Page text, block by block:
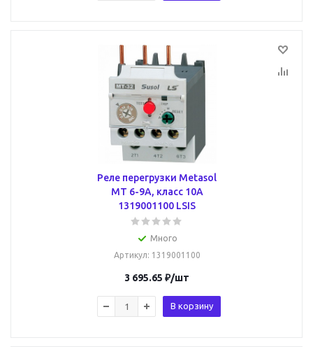
Реле перегрузки Metasol
MT 6-9А, класс 10A
1319001100 LSIS
Много
Артикул: 1319001100
3 695.65 ₽/шт
В корзину